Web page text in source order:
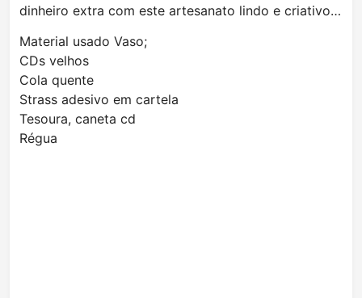
dinheiro extra com este artesanato lindo e criativo…
Material usado Vaso;
CDs velhos
Cola quente
Strass adesivo em cartela
Tesoura, caneta cd
Régua